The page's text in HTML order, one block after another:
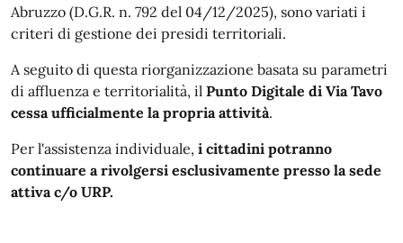
Abruzzo (D.G.R. n. 792 del 04/12/2025), sono variati i
criteri di gestione dei presidi territoriali.
A seguito di questa riorganizzazione basata su parametri
di affluenza e territorialità, il Punto Digitale di Via Tavo
cessa ufficialmente la propria attività.
Per l'assistenza individuale, i cittadini potranno
continuare a rivolgersi esclusivamente presso la sede
attiva c/o URP.